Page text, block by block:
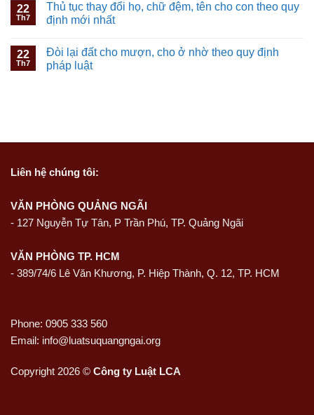
22
Th7
Thủ tục thay đổi họ, chữ đệm, tên cho con theo quy
định mới nhất
22
Th7
Đòi lại đất cho mượn, cho ở nhờ theo quy định
pháp luật
Liên hệ chúng tôi:
VĂN PHÒNG QUẢNG NGÃI
- 127 Nguyễn Tự Tân, P Trần Phú, TP. Quảng Ngãi
VĂN PHÒNG TP. HCM
- 389/74/6 Lê Văn Khương, P. Hiệp Thành, Q. 12, TP. HCM
Phone: 0905 333 560
Email: info@luatsuquangngai.org
Copyright 2026 © Công ty Luật LCA